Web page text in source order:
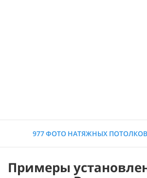
977 ФОТО НАТЯЖНЫХ ПОТОЛКОВ
Примеры